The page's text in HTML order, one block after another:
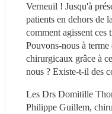
Verneuil ! Jusqu'à
patients en dehors de
comment agissent ces
Pouvons-nous à
chirurgicaux grâce à
nous ? Existe-t-il des
Les Drs Domitille
Philippe Guillem,